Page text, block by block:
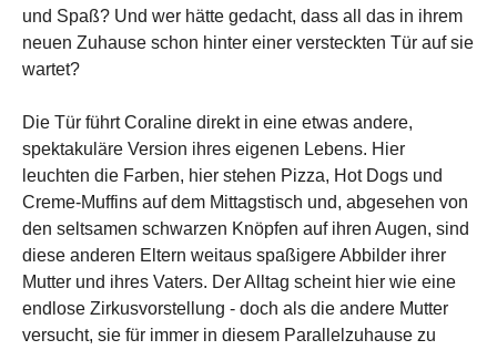
und Spaß? Und wer hätte gedacht, dass all das in ihrem
neuen Zuhause schon hinter einer versteckten Tür auf sie
wartet?
Die Tür führt Coraline direkt in eine etwas andere,
spektakuläre Version ihres eigenen Lebens. Hier
leuchten die Farben, hier stehen Pizza, Hot Dogs und
Creme-Muffins auf dem Mittagstisch und, abgesehen von
den seltsamen schwarzen Knöpfen auf ihren Augen, sind
diese anderen Eltern weitaus spaßigere Abbilder ihrer
Mutter und ihres Vaters. Der Alltag scheint hier wie eine
endlose Zirkusvorstellung - doch als die andere Mutter
versucht, sie für immer in diesem Parallelzuhause zu